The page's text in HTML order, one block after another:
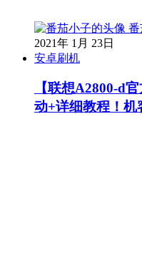
番
2021年 1月 23日
安卓刷机
【联想A2800-d
动+详细教程！机